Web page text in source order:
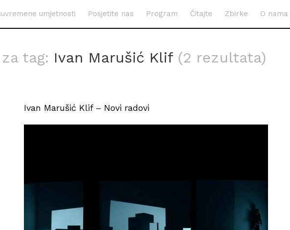
umjetnosti Posjetite nas Program Čitajte Zbirke O nama
tag: Ivan Marušić Klif (2 rezultata)
Ivan Marušić Klif – Novi radovi